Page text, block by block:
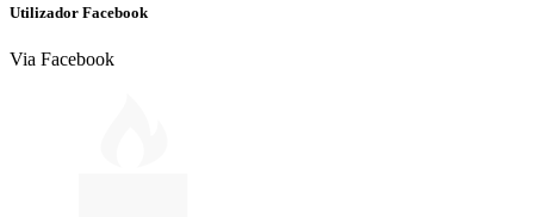
Utilizador Facebook
Via Facebook